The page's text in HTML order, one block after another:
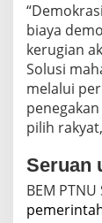
biaya
kerugian
Solusi
melalui
pilih
Seruan